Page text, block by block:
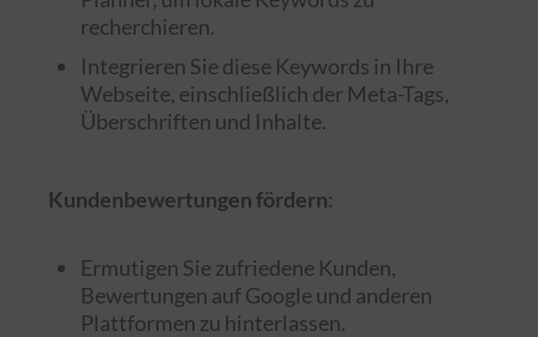
recherchieren.
Integrieren Sie diese Keywords in Ihre
Webseite, einschließlich der Meta-Tags,
Überschriften und Inhalte.
Kundenbewertungen fördern:
Ermutigen Sie zufriedene Kunden,
Bewertungen auf Google und anderen
Plattformen zu hinterlassen.